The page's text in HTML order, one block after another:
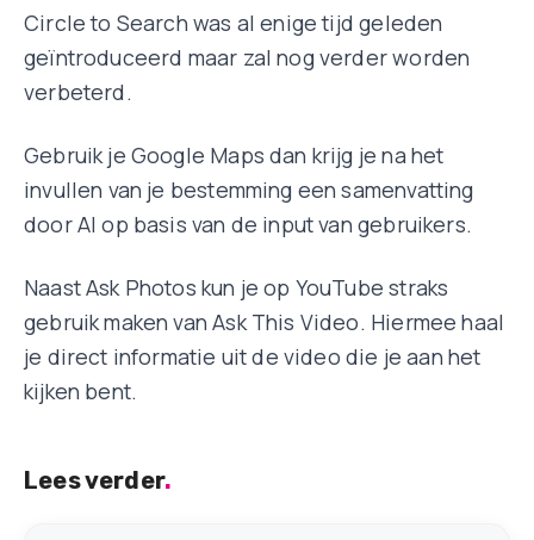
Circle to Search was al enige tijd geleden
geïntroduceerd maar zal nog verder worden
verbeterd.
Gebruik je Google Maps dan krijg je na het
invullen van je bestemming een samenvatting
door AI op basis van de input van gebruikers.
Naast Ask Photos kun je op YouTube straks
gebruik maken van Ask This Video. Hiermee haal
je direct informatie uit de video die je aan het
kijken bent.
Lees verder.